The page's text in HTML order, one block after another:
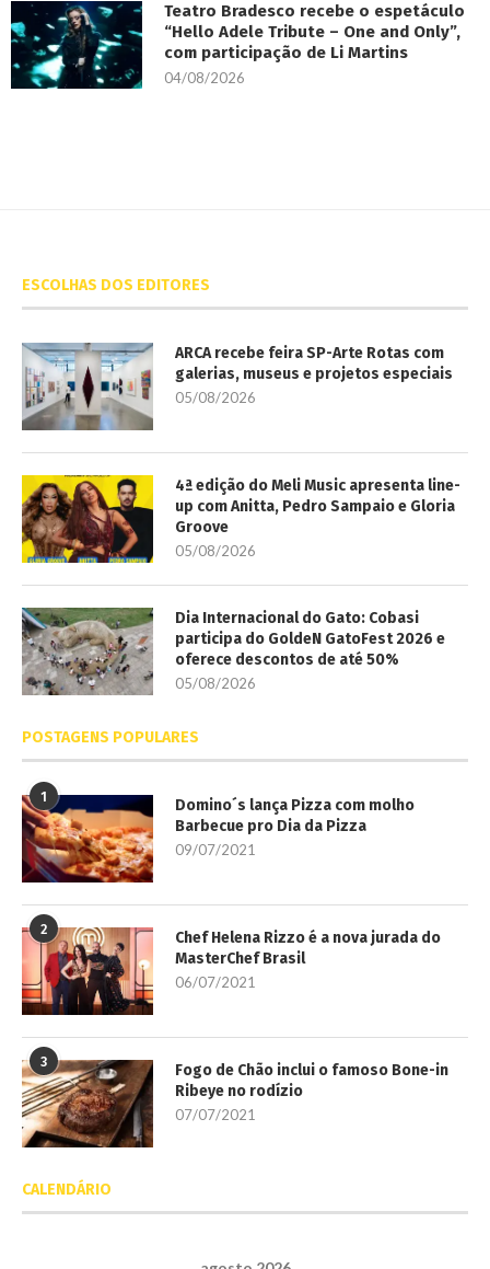
Teatro Bradesco recebe o espetáculo
“Hello Adele Tribute – One and Only”,
com participação de Li Martins
04/08/2026
ESCOLHAS DOS EDITORES
ARCA recebe feira SP-Arte Rotas com
galerias, museus e projetos especiais
05/08/2026
4ª edição do Meli Music apresenta line-
up com Anitta, Pedro Sampaio e Gloria
Groove
05/08/2026
Dia Internacional do Gato: Cobasi
participa do GoldeN GatoFest 2026 e
oferece descontos de até 50%
05/08/2026
POSTAGENS POPULARES
1
Domino´s lança Pizza com molho
Barbecue pro Dia da Pizza
09/07/2021
2
Chef Helena Rizzo é a nova jurada do
MasterChef Brasil
06/07/2021
3
Fogo de Chão inclui o famoso Bone-in
Ribeye no rodízio
07/07/2021
CALENDÁRIO